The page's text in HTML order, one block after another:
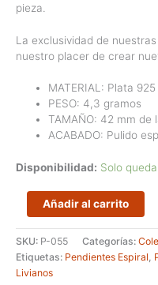
pieza.
La exclusividad de
nuestro placer de crear
MATERIAL: Plata
PESO: 4,3 gramos
TAMAÑO: 42 mm de
ACABADO: Pulido
Disponibilidad: Solo
Pendientes
artesanales
de
plata
925
-
Añadir al carrito
SKU: P-055 Categorías:
Etiquetas: Pendientes Espiral
Livianos